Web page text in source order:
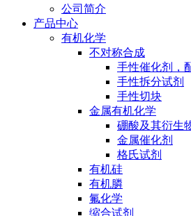
公司简介
产品中心
有机化学
不对称合成
手性催化剂，
手性拆分试剂
手性切块
金属有机化学
硼酸及其衍生
金属催化剂
格氏试剂
有机硅
有机膦
氟化学
缩合试剂